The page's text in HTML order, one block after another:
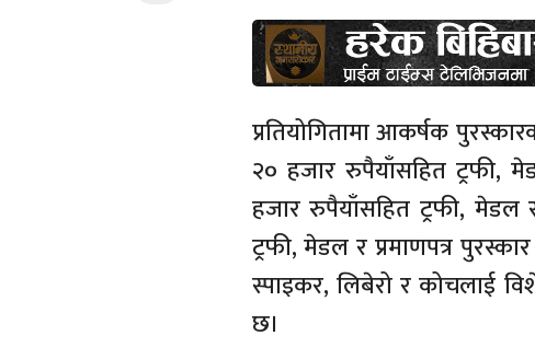
प्रतियोगितामा आकर्षक
२० हजार रुपैयाँसहित ट्रफी,
हजार रुपैयाँसहित ट्रफी, मेडल
ट्रफी, मेडल र प्रमाणपत्र
स्पाइकर, लिबेरो र कोचलाई
छ।